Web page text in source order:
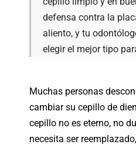
defensa contra la
aliento, y tu
elegir el mejor tipo
Muchas personas
cambiar su cepillo de
cepillo no es eterno, no
necesita ser